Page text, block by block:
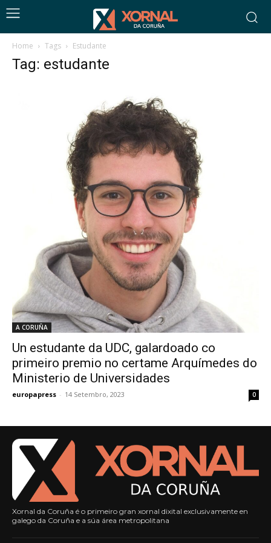
Home Tags Estudante
Tag: estudante
A CORUÑA
Un estudante da UDC, galardoado co
primeiro premio no certame Arquímedes do
Ministerio de Universidades
europapress - 14 Setembro, 2023 0
Xornal da Coruña é o primeiro gran xornal dixital exclusivamente en
galego da Coruña e a súa área metropolitana